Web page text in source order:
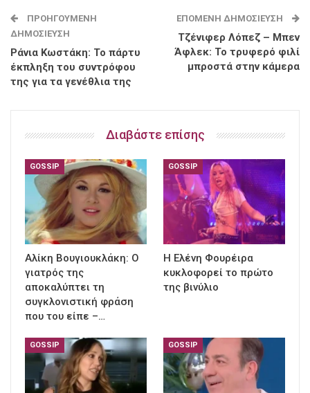
ΠΡΟΗΓΟΎΜΕΝΗ
ΔΗΜΟΣΊΕΥΣΗ
Ράνια Κωστάκη: Το πάρτυ
έκπληξη του συντρόφου
της για τα γενέθλια της
ΕΠΌΜΕΝΗ ΔΗΜΟΣΊΕΥΣΗ
Τζένιφερ Λόπεζ – Μπεν
Άφλεκ: Το τρυφερό φιλί
μπροστά στην κάμερα
Διαβάστε επίσης
GOSSIP
Αλίκη Βουγιουκλάκη: Ο
γιατρός της
αποκαλύπτει τη
συγκλονιστική φράση
που του είπε –…
GOSSIP
Η Ελένη Φουρέιρα
κυκλοφορεί το πρώτο
της βινύλιο
GOSSIP GOSSIP